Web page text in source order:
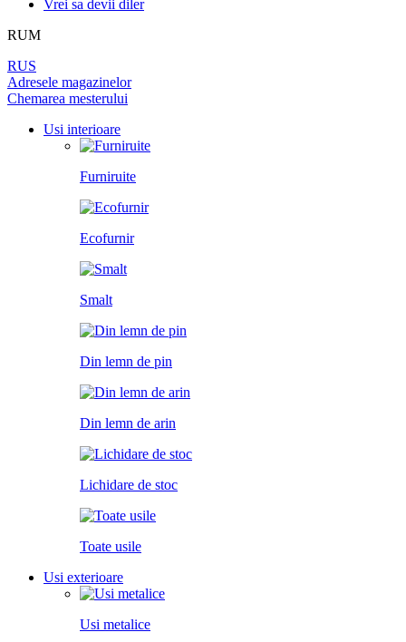
Vrei sa devii diler
RUM
RUS
Adresele magazinelor
Chemarea mesterului
Usi interioare
Furniruite
Ecofurnir
Smalt
Din lemn de pin
Din lemn de arin
Lichidare de stoc
Toate usile
Usi exterioare
Usi metalice